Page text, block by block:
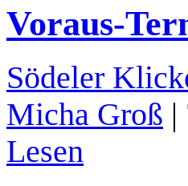
Voraus-
Södeler
Micha Groß |
Lesen